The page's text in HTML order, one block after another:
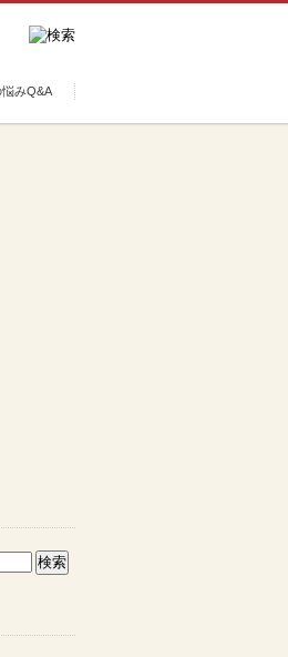
みQ&A